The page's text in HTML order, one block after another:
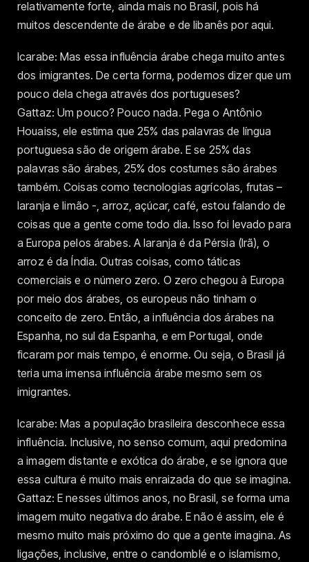
relativamente forte, ainda mais no Brasil, pois há
muitos descendente de árabe e de libanês por aqui.
Icarabe: Mas essa influência árabe chega muito antes
dos imigrantes. De certa forma, podemos dizer que um
pouco dela chega através dos portugueses?
Gattaz: Um pouco? Pouco nada. Pega o Antônio
Houaiss, ele estima que 25% das palavras de língua
portuguesa são de origem árabe. E se 25% das
palavras são árabes, 25% dos costumes são árabes
também. Coisas como tecnologias agrícolas, frutas –
laranja e limão -, arroz, açúcar, café, estou falando de
coisas que a gente come todo dia. Isso foi levado para
a Europa pelos árabes. A laranja é da Pérsia (Irã), o
arroz é da Índia. Outras coisas, como táticas
comerciais e o número zero. O zero chegou à Europa
por meio dos árabes, os europeus não tinham o
conceito de zero. Então, a influência dos árabes na
Espanha, no sul da Espanha, e em Portugal, onde
ficaram por mais tempo, é enorme. Ou seja, o Brasil já
teria uma imensa influência árabe mesmo sem os
imigrantes.
Icarabe: Mas a população brasileira desconhece essa
influência. Inclusive, no senso comum, aqui predomina
a imagem distante e exótica do árabe, e se ignora que
essa cultura é muito mais enraizada do que se imagina.
Gattaz: E nesses últimos anos, no Brasil, se forma uma
imagem muito negativa do árabe. E não é assim, ele é
mesmo muito mais próximo do que a gente imagina. As
ligações, inclusive, entre o candomblé e o islamismo,